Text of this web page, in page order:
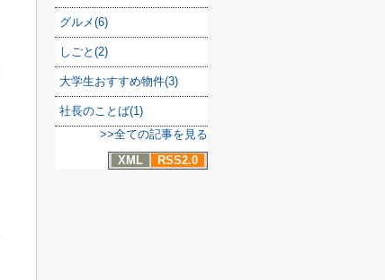
グルメ(6)
しごと(2)
大学生おすすめ物件(3)
社長のことば(1)
>>全ての記事を見る
XML
RSS2.0